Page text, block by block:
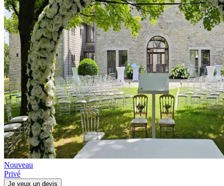
Nouveau
Privé
Je veux un devis